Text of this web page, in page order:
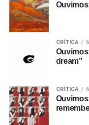
CRÍTICA
dream”
CRÍTICA